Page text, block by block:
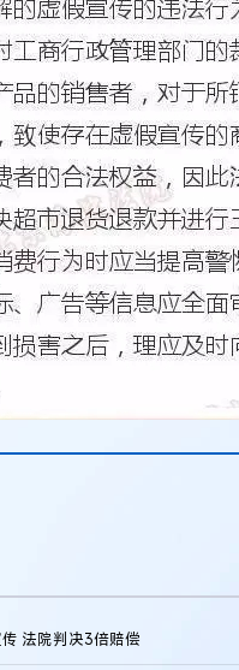
法院判决3倍赔偿